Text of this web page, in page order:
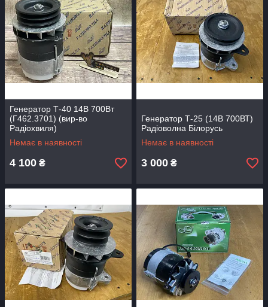
Генератор Т-40 14В 700Вт
(Г462.3701) (вир-во
Радіохвиля)
Немає в наявності
4 100 ₴
Генератор Т-25 (14В 700ВТ)
Радіоволна Білорусь
Немає в наявності
3 000 ₴